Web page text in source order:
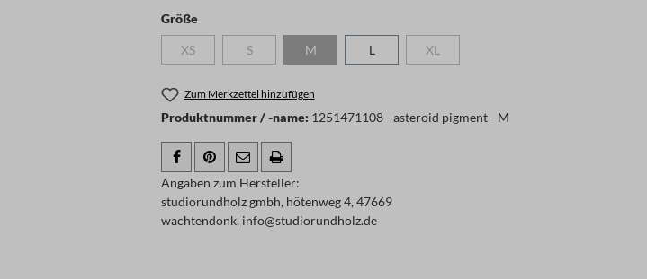
Größeauswählen
XS(Diese Option ist zurzeit nicht verfügbar.)
S
(Diese Option ist zurzeit nicht verfügbar.)
M(Diese Option ist zurzeit nicht verfügbar.)
L XL(Diese Option ist zurzeit nicht verfügbar.)
Zum Merkzettel hinzufügen
Produktnummer / -name: 1251471108 - asteroid pigment - M
Angaben zum Hersteller:
studiorundholz gmbh, hötenweg 4, 47669
wachtendonk, info@studiorundholz.de